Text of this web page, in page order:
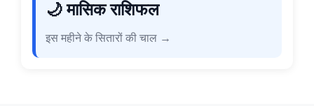
🌙 मासिक राशिफल
इस महीने के सितारों की चाल →